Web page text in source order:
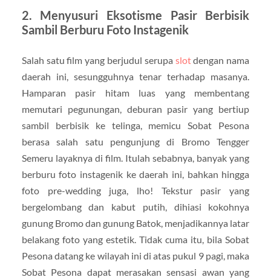
2. Menyusuri Eksotisme Pasir Berbisik
Sambil Berburu Foto Instagenik
Salah satu film yang berjudul serupa slotdengan nama
daerah ini, sesungguhnya tenar terhadap masanya.
Hamparan pasir hitam luas yang membentang
memutari pegunungan, deburan pasir yang bertiup
sambil berbisik ke telinga, memicu Sobat Pesona
berasa salah satu pengunjung di Bromo Tengger
Semeru layaknya di film. Itulah sebabnya, banyak yang
berburu foto instagenik ke daerah ini, bahkan hingga
foto pre-wedding juga, lho! Tekstur pasir yang
bergelombang dan kabut putih, dihiasi kokohnya
gunung Bromo dan gunung Batok, menjadikannya latar
belakang foto yang estetik. Tidak cuma itu, bila Sobat
Pesona datang ke wilayah ini di atas pukul 9 pagi, maka
Sobat Pesona dapat merasakan sensasi awan yang